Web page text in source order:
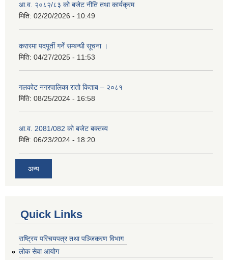
आ.व. २०८२/८३ को बजेट नीति तथा कार्यक्रम
मिति: 02/20/2026 - 10:49
करारमा पदपूर्ती गर्ने सम्बन्धी सूचना ।
मिति: 04/27/2025 - 11:53
गलकोट नगरपालिका रातो किताब – २०८१
मिति: 08/25/2024 - 16:58
आ.व. 2081/082 को बजेट बक्तव्य
मिति: 06/23/2024 - 18:20
अन्य
Quick Links
राष्ट्रिय परिचयपत्र तथा पञ्जिकरण विभाग
लोक सेवा आयोग